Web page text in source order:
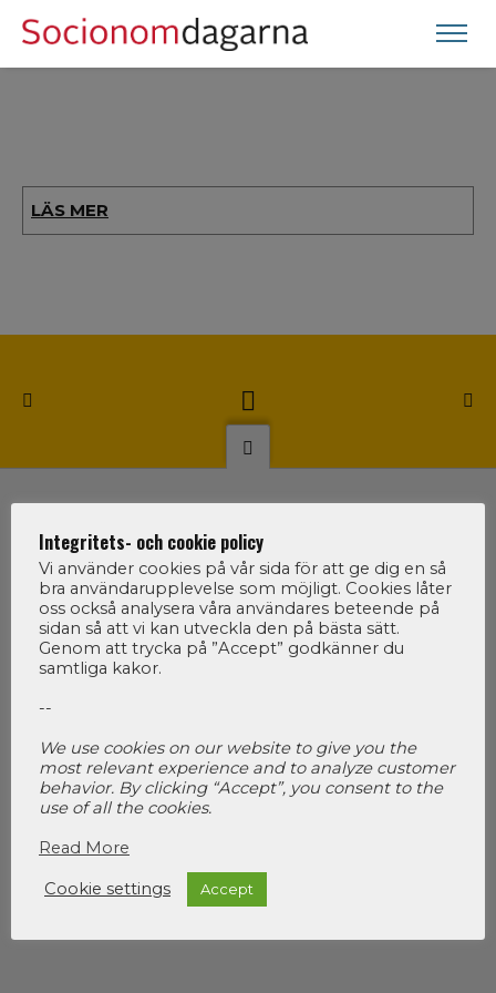
LÄS MER
ARRANGÖRER
ORGANISATÖR
Integritets- och cookie policy
Vi använder cookies på vår sida för att ge dig en så
bra användarupplevelse som möjligt. Cookies låter
oss också analysera våra användares beteende på
sidan så att vi kan utveckla den på bästa sätt.
Genom att trycka på ”Accept” godkänner du
samtliga kakor.
--
We use cookies on our website to give you the
most relevant experience and to analyze customer
behavior. By clicking “Accept”, you consent to the
use of all the cookies.
Read More
Cookie settings Accept